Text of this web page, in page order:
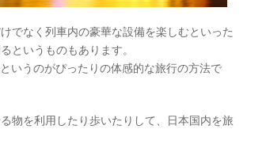
でなく列車内の豪華な設備を楽しむといった
というものもあります。
いうのがぴったりの体感的な旅行の方法で
物を利用したり歩いたりして、日本国内を旅